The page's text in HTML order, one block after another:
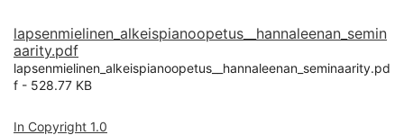
lapsenmielinen_alkeispianoopetus__hannaleenan_semin
aarity.pdf
lapsenmielinen_alkeispianoopetus__hannaleenan_seminaarity.pd
f - 528.77 KB
In Copyright 1.0